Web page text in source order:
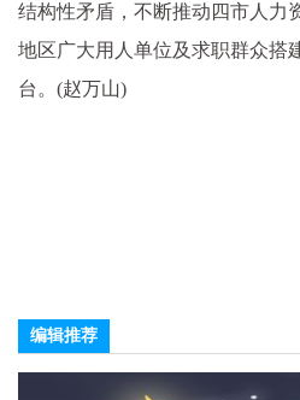
结构性矛盾，不断推动四市人力
地区广大用人单位及求职群众搭
台。(赵万山)
编辑推荐